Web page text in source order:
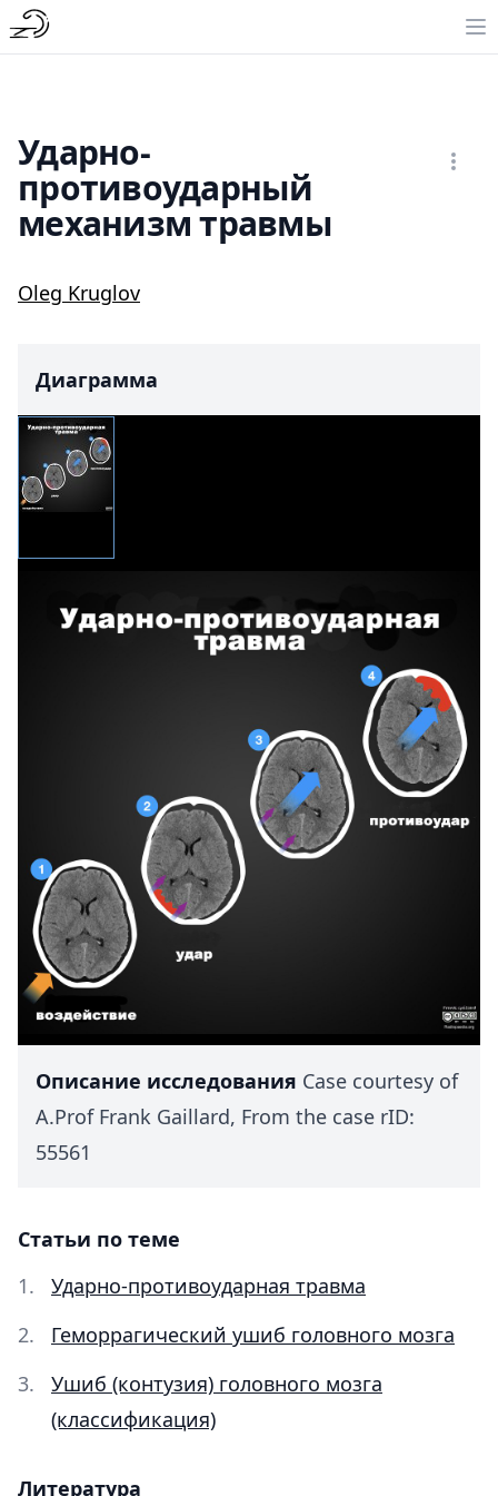
Ударно-
противоударный
механизм травмы
Oleg Kruglov
Диаграмма
Описание исследования Case courtesy of
A.Prof Frank Gaillard, From the case rID:
55561
Статьи по теме
Ударно-противоударная травма
Геморрагический ушиб головного мозга
Ушиб (контузия) головного мозга
(классификация)
Литература